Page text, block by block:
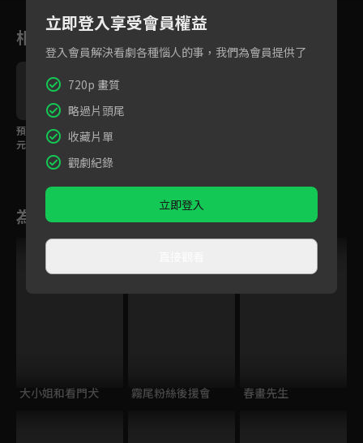
13 14 15
相關花絮
預告：目標是一兆美
元！無法預測的創業生
為您推薦
大小姐和看門犬 霧尾粉絲後援會 春畫先生
立即登入享受會員權益
登入會員解決看劇各種惱人的事，我們為會員提供了
720p 畫質
略過片頭尾
收藏片單
觀劇紀錄
立即登入